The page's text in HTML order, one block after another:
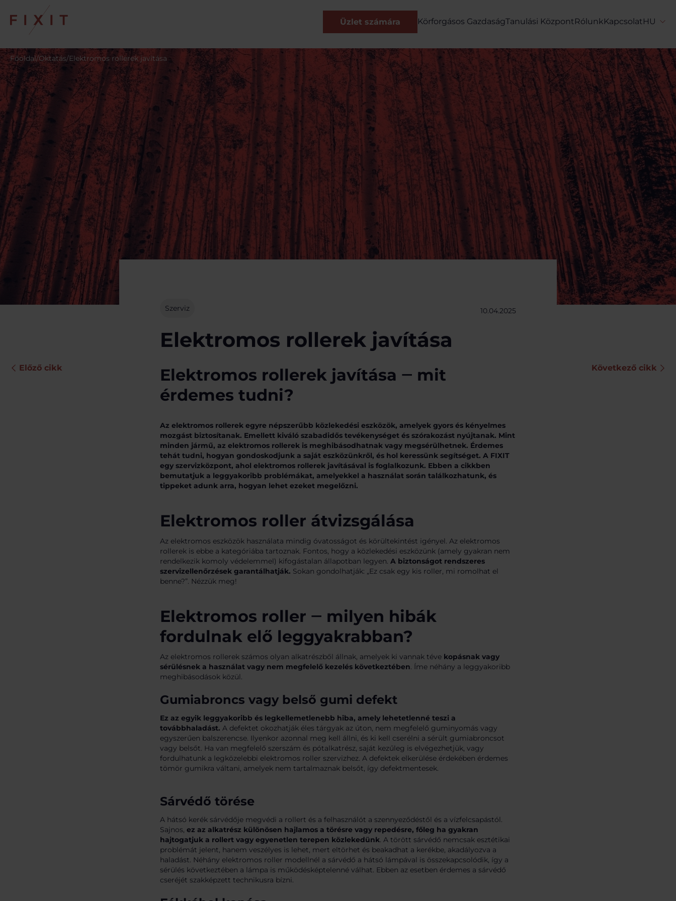
Üzlet számára Körforgásos GazdaságTanulási KözpontRólunkKapcsolat
Főoldal/Oktatás/Elektromos rollerek javítása
Előző cikk
Szerviz 10.04.2025
Elektromos rollerek javítása
Elektromos rollerek javítása ‒ mit
érdemes tudni?
Az elektromos rollerek egyre népszerűbb közlekedési eszközök, amelyek gyors és kényelmes
mozgást biztosítanak. Emellett kiváló szabadidős tevékenységet és szórakozást nyújtanak. Mint
minden jármű, az elektromos rollerek is meghibásodhatnak vagy megsérülhetnek. Érdemes
tehát tudni, hogyan gondoskodjunk a saját eszközünkről, és hol keressünk segítséget. A FIXIT
egyszervizközpont, ahol elektromos rollerek javításával is foglalkozunk. Ebben a cikkben
bemutatjuk a leggyakoribb problémákat, amelyekkel a használat során találkozhatunk, és
tippeket adunk arra, hogyan lehet ezeket megelőzni.
Elektromos roller átvizsgálása
Az elektromos eszközök használata mindig óvatosságot és körültekintést igényel. Az elektromos
rollerek is ebbe a kategóriába tartoznak. Fontos, hogy a közlekedési eszközünk (amely gyakran nem
rendelkezik komoly védelemmel) kifogástalan állapotban legyen.A biztonságot rendszeres
szervizellenőrzések garantálhatják. Sokan gondolhatják: „Ez csak egy kis roller, mi romolhat el
benne?”. Nézzük meg!
Elektromos roller ‒ milyen hibák
fordulnak elő leggyakrabban?
Az elektromos rollerek számos olyan alkatrészből állnak, amelyek ki vannak téve kopásnak vagy
sérülésnek a használat vagy nem megfelelő kezelés következtében. Íme néhány a leggyakoribb
meghibásodások közül.
Gumiabroncs vagy belső gumi defekt
Ez az egyik leggyakoribb és legkellemetlenebb hiba, amely lehetetlenné teszi a
továbbhaladást. A defektet okozhatják éles tárgyak az úton, nem megfelelő guminyomás vagy
egyszerűen balszerencse. Ilyenkor azonnal meg kell állni, és ki kell cserélni a sérült gumiabroncsot
vagy belsőt. Ha van megfelelő szerszám és pótalkatrész, saját kezűleg is elvégezhetjük, vagy
fordulhatunk a legközelebbi elektromos roller szervizhez. A defektek elkerülése érdekében érdemes
tömör gumikra váltani, amelyek nem tartalmaznak belsőt, így defektmentesek.
Sárvédő törése
A hátsó kerék sárvédője megvédi a rollert és a felhasználót a szennyeződéstől és a vízfelcsapástól.
Sajnos,ez az alkatrész különösen hajlamos a törésre vagy repedésre, főleg ha gyakran
hajtogatjuk a rollert vagy egyenetlen terepen közlekedünk. A törött sárvédő nemcsak esztétikai
problémát jelent, hanem veszélyes is lehet, mert eltörhet és beakadhat a kerékbe, akadályozva a
haladást. Néhány elektromos roller modellnél a sárvédő a hátsó lámpával is összekapcsolódik, így a
sérülés következtében a lámpa is működésképtelenné válhat. Ebben az esetben érdemes a sárvédő
cseréjét szakképzett technikusra bízni.
Következő cikk